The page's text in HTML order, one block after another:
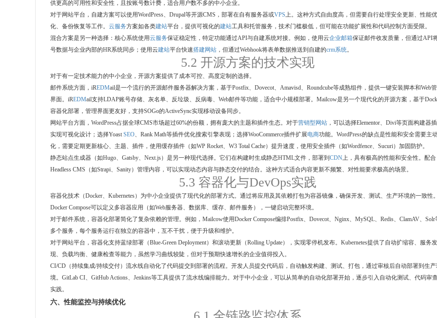
供更高的可用性和安全性，且按账号数计费，适合用户数不多的中小企业。
对于网站平台，自建方案可以使用WordPress、Drupal等开源CMS，部署在自有服务器或VPS上。这种方式自由度高，但需要自行处理安全更新、性能优
化、备份恢复等工作。 云服务方案如各类建站平台，提供可视化的建站工具和托管服务，技术门槛极低，但可能在功能扩展性和代码控制方面受限。
混合方案是另一种选择：核心系统使用云服务保证稳定性，特定功能通过API与自建系统对接。例如，使用云企业邮箱保证邮件收发质量，但通过API
号数据与企业内部的HR系统同步；使用云建站平台快速搭建网站 ，但通过Webhook将表单数据推送到自建的crm系统。
5.2 开源方案的技术实现
对于有一定技术能力的中小企业，开源方案提供了成本可控、高度定制的选择。
邮件系统方面，iREDMail是一个流行的开源邮件服务器解决方案，基于Postfix、Dovecot、Amavisd、Roundcube等成熟组件，提供一键安装脚本和Web
界面。iREDMail支持LDAP账号存储、灰名单、反垃圾、反病毒、Web邮件等功能，适合中小规模部署。Mailcow是另一个现代化的开源方案，基于
容器化部署，管理界面更友好，支持SOGo的ActiveSync实现移动设备同步。
网站平台方面，WordPress占据全球CMS市场超过60%的份额，拥有庞大的主题和插件生态。对于营销型网站 ，可以选择Elementor、Divi等页面构建器
实现可视化设计；选择Yoast SEO、Rank Math等插件优化搜索引擎表现；选择WooCommerce插件扩展电商功能。WordPress的缺点是性能和安全需要主
化，需要定期更新核心、主题、插件，使用缓存插件（如WP Rocket、W3 Total Cache）提升速度，使用安全插件（如Wordfence、Sucuri）加固防护。
静态站点生成器（如Hugo、Gatsby、Next.js）是另一种现代选择。它们在构建时生成静态HTML文件，部署到 CDN上，具有极高的性能和安全性。配合
Headless CMS（如Strapi、Sanity）管理内容，可以实现动态内容与静态交付的结合。这种方式适合内容更新不频繁、对性能要求极高的场景。
5.3 容器化与DevOps实践
容器化技术（Docker、Kubernetes）为中小企业提供了现代化的部署方式。通过将应用及其依赖打包为容器镜像，确保开发、测试、生产环境的一致性。
Docker Compose可以定义多容器应用（如Web服务器、数据库、缓存、邮件服务），一键启动完整环境。
对于邮件系统，容器化部署简化了复杂依赖的管理。例如，Mailcow使用Docker Compose编排Postfix、Dovecot、Nginx、MySQL、Redis、ClamAV、Solr
多个服务，每个服务运行在独立的容器中，互不干扰，便于升级和维护。
对于网站平台，容器化支持蓝绿部署（Blue-Green Deployment）和滚动更新（Rolling Update），实现零停机发布。Kubernetes提供了自动扩缩容、服务发
现、负载均衡、健康检查等能力，虽然学习曲线较陡，但对于预期快速增长的企业值得投入。
CI/CD（持续集成/持续交付）流水线自动化了代码提交到部署的流程。开发人员提交代码后，自动触发构建、测试、打包，通过审核后自动部署到生
境。GitLab CI、GitHub Actions、Jenkins等工具提供了流水线编排能力。对于中小企业，可以从简单的自动化部署开始，逐步引入自动化测试、代码审
实践。
六、性能监控与持续优化